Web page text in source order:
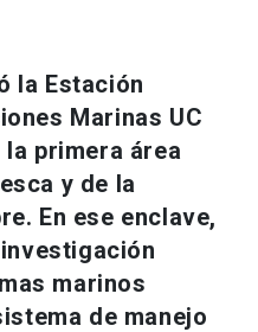
la Estación
Marinas UC
la primera área
y de la
En ese enclave,
marinos
de manejo